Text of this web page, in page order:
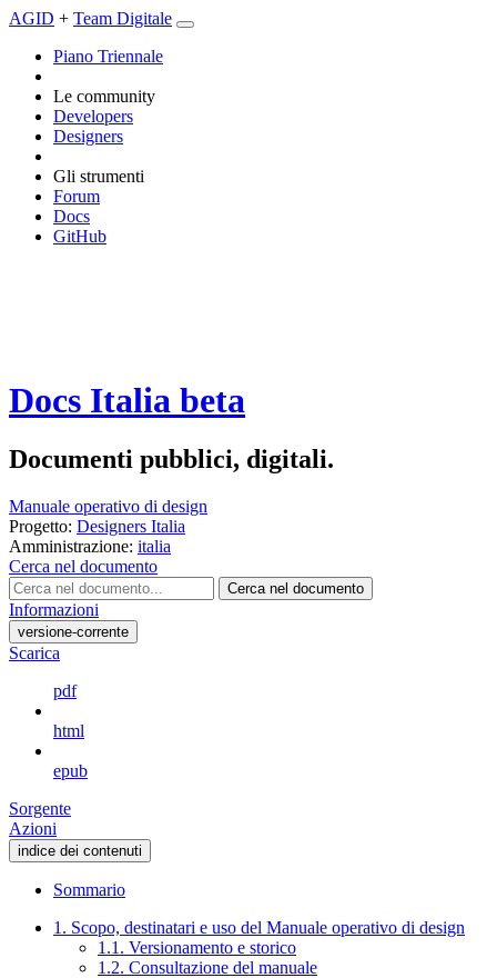
AGID + Team Digitale
Piano Triennale
Le community
Developers
Designers
Gli strumenti
Forum
Docs
GitHub
Docs Italia beta
Documenti pubblici, digitali.
Manuale operativo di design
Progetto: Designers Italia
Amministrazione: italia
Cerca nel documento
Cerca nel documento
Informazioni
versione-corrente
Scarica
pdf
html
epub
Sorgente
Azioni
indice dei contenuti
Sommario
1. Scopo, destinatari e uso del Manuale operativo di design
1.1. Versionamento e storico
1.2. Consultazione del manuale